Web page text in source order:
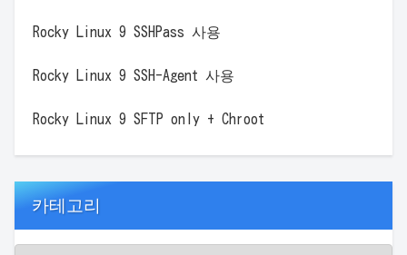
Rocky Linux 9 SSHPass 사용
Rocky Linux 9 SSH-Agent 사용
Rocky Linux 9 SFTP only + Chroot
카테고리